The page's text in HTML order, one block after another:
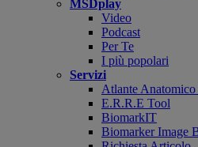
MSDplay
Video
Podcast
Per Te
I più popolari
Servizi
Atlante
E.R.R.E Tool
BiomarkIT
Biomarker Image